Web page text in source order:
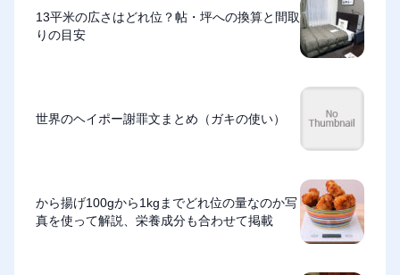
13平米の広さはどれ位？帖・坪への換算と間取
りの目安
世界のヘイポー謝罪文まとめ（ガキの使い）
から揚げ100gから1kgまでどれ位の量なのか写
真を使って解説、栄養成分も合わせて掲載